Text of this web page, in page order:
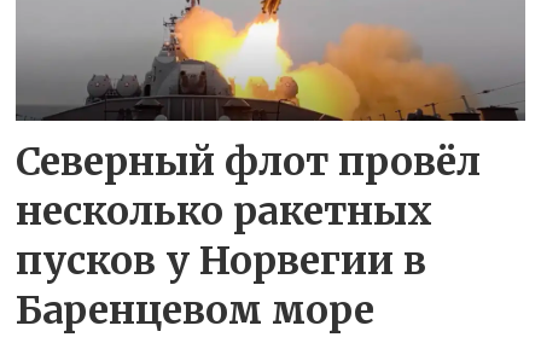
Северный флот провёл
несколько ракетных
пусков у Норвегии в
Баренцевом море